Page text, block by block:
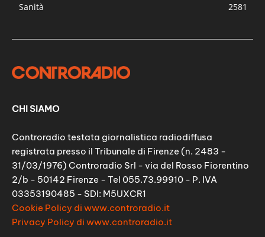
Sanità
2581
CHI SIAMO
Controradio testata giornalistica radiodiffusa
registrata presso il Tribunale di Firenze (n. 2483 -
31/03/1976) Controradio Srl - via del Rosso Fiorentino
2/b - 50142 Firenze - Tel 055.73.99910 - P. IVA
03353190485 - SDI: M5UXCR1
Cookie Policy di www.controradio.it
Privacy Policy di www.controradio.it